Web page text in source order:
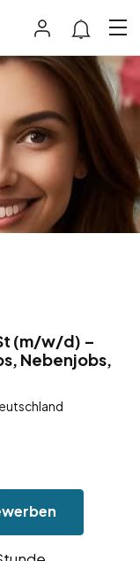
(m/w/d) –
Nebenjobs,